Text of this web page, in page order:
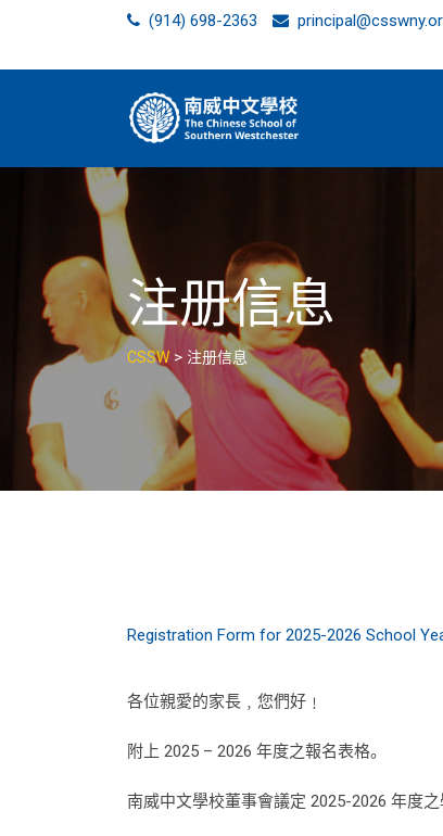
content
(914) 698-2363
注册信息
CSSW > 注册信息
Registration Form for 2025-2026 School
各位親愛的家長﹐您們好﹗
附上 2025 – 2026 年度之報名表格。
南威中文學校董事會議定 2025-2026 年度